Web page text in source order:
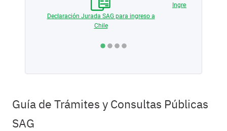
Declaración Jurada SAG para ingreso a
Chile
Ingreso de
Guía de Trámites y Consultas Públicas
SAG